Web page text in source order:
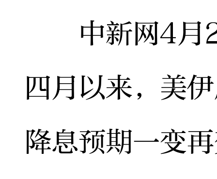
中新网4月
四月以来，美
降息预期一变